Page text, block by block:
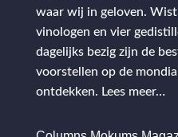
waar wij in geloven.
vinologen en vier
dagelijks bezig zijn de
voorstellen op de
ontdekken. Lees meer…